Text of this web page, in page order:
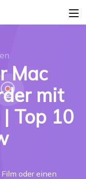
Mac
mit
Top 10
oder einen